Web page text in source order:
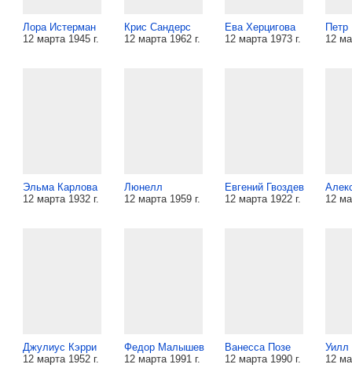
Лора Истерман
12 марта 1945 г.
Крис Сандерс
12 марта 1962 г.
Ева Херцигова
12 марта 1973 г.
12
Эльма Карлова
12 марта 1932 г.
Люнелл
12 марта 1959 г.
Евгений Гвоздев
12 марта 1922 г.
12
Джулиус Кэрри
12 марта 1952 г.
Федор Малышев
12 марта 1991 г.
Ванесса Позе
12 марта 1990 г.
Уилл
12